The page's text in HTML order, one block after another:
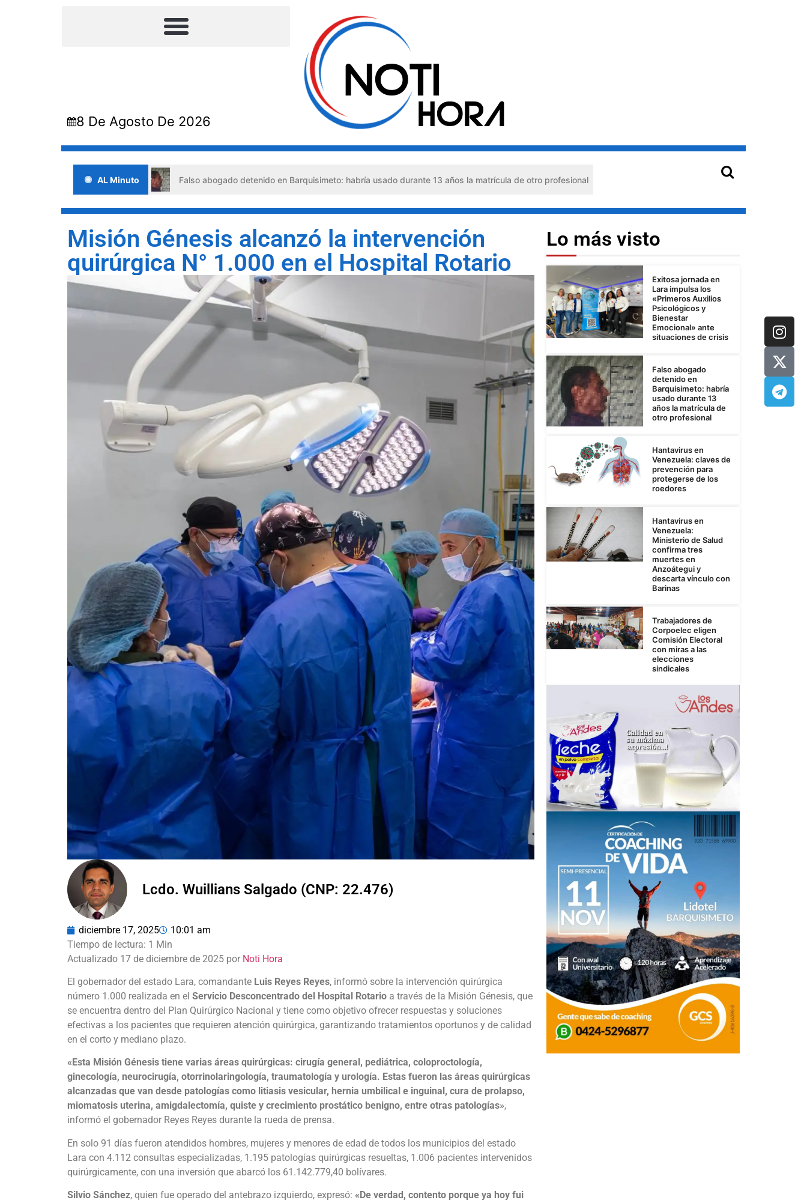
8 De Agosto De 2026
AL MinutoFalso abogado detenido en Barquisimeto: habría usado durante 13 años la matrícula de otro profesional Hantavirus en Venezuela: claves de prevención para
Misión Génesis alcanzó la intervención
quirúrgica N° 1.000 en el Hospital Rotario
Lcdo. Wuillians Salgado (CNP: 22.476)
diciembre 17, 2025 10:01 am
Actualizado 17 de diciembre de 2025 por Noti Hora
El gobernador del estado Lara, comandante Luis Reyes Reyes, informó sobre la intervención quirúrgica
número 1.000 realizada en el Servicio Desconcentrado del Hospital Rotario a través de la Misión Génesis, que
se encuentra dentro del Plan Quirúrgico Nacional y tiene como objetivo ofrecer respuestas y soluciones
efectivas a los pacientes que requieren atención quirúrgica, garantizando tratamientos oportunos y de calidad
en el corto y mediano plazo.
«Esta Misión Génesis tiene varias áreas quirúrgicas: cirugía general, pediátrica, coloproctología,
ginecología, neurocirugía, otorrinolaringología, traumatología y urología. Estas fueron las áreas quirúrgicas
alcanzadas que van desde patologías como litiasis vesicular, hernia umbilical e inguinal, cura de prolapso,
miomatosis uterina, amigdalectomía, quiste y crecimiento prostático benigno, entre otras patologías»,
informó el gobernador Reyes Reyes durante la rueda de prensa.
En solo 91 días fueron atendidos hombres, mujeres y menores de edad de todos los municipios del estado
Lara con 4.112 consultas especializadas, 1.195 patologías quirúrgicas resueltas, 1.006 pacientes intervenidos
quirúrgicamente, con una inversión que abarcó los 61.142.779,40 bolívares.
Silvio Sánchez, quien fue operado del antebrazo izquierdo, expresó: «De verdad, contento porque ya hoy fui
Lo más visto
Exitosa jornada en
Lara impulsa los
«Primeros Auxilios
Psicológicos y
Bienestar
Emocional» ante
situaciones de crisis
Falso abogado
detenido en
Barquisimeto: habría
usado durante 13
años la matrícula de
otro profesional
Hantavirus en
Venezuela: claves de
prevención para
protegerse de los
roedores
Hantavirus en
Venezuela:
Ministerio de Salud
confirma tres
muertes en
Anzoátegui y
descarta vínculo con
Barinas
Trabajadores de
Corpoelec eligen
Comisión Electoral
con miras a las
elecciones
sindicales